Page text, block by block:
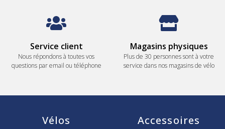
Service client
Nous répondons à toutes vos
questions par email ou téléphone
Magasins physiques
Plus de 30 personnes sont à votre
service dans nos magasins de vélo
Vélos Accessoires